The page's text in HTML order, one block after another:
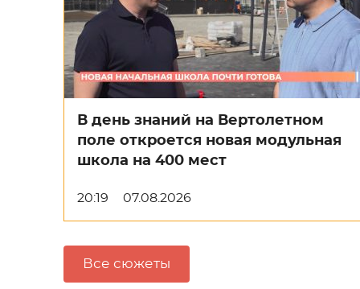
В день знаний на Вертолетном
поле откроется новая модульная
школа на 400 мест
20:19 07.08.2026
Все сюжеты